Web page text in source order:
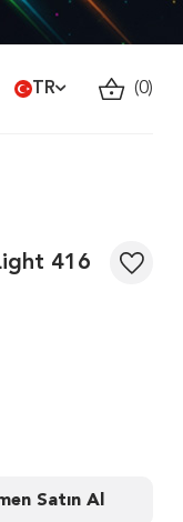
TR (0)
416
Satın Al